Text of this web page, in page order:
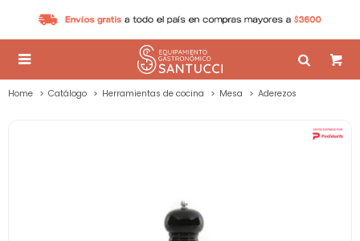

Home Catálogo Herramientas de cocina Mesa Aderezos